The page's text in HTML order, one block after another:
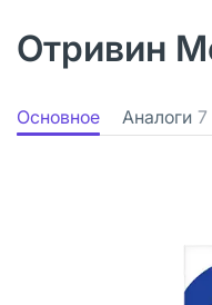
Отривин
Основное Аналоги 7